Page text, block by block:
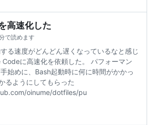
高速化した
で読めます
る速度がどんどん遅くなっているなと感じ
に高速化を依頼した。 パフォーマン
始めに、Bash起動時に何に時間がかかっ
るようにしてもらった
oinume/dotfiles/pu